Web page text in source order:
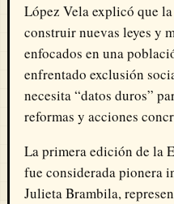
López Vela explicó que
construir nuevas leyes y
enfocados en una
enfrentado exclusión
necesita “datos duros”
reformas y acciones
La primera edición de la
fue considerada pionera
Julieta Brambila,